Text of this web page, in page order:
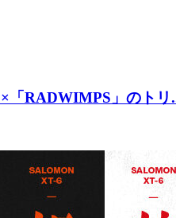
「RADWIMPS」のトリ